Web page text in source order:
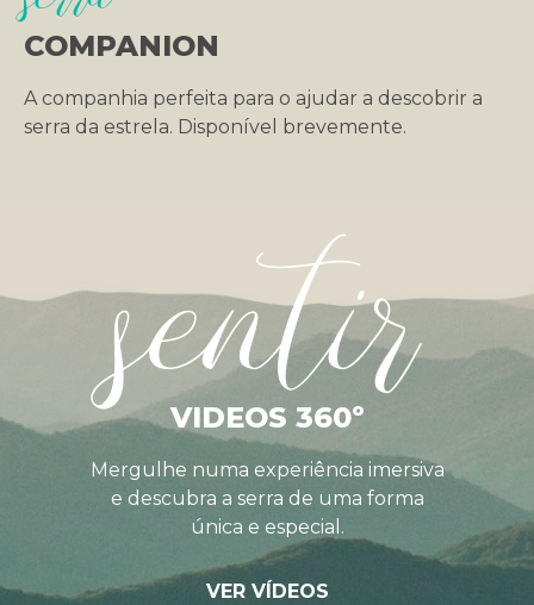
COMPANION
A companhia perfeita para o ajudar a descobrir a
serra da estrela. Disponível brevemente.
sentir
VIDEOS 360º
Mergulhe numa experiência imersiva
e descubra a serra de uma forma
única e especial.
VER VÍDEOS